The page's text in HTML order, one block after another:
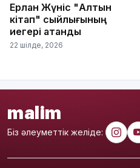
Ерлан Жүніс "Алтын
кітап" сыйлығының
иегері атанды
22 шілде, 2026
malim
Біз әлеуметтік желіде: